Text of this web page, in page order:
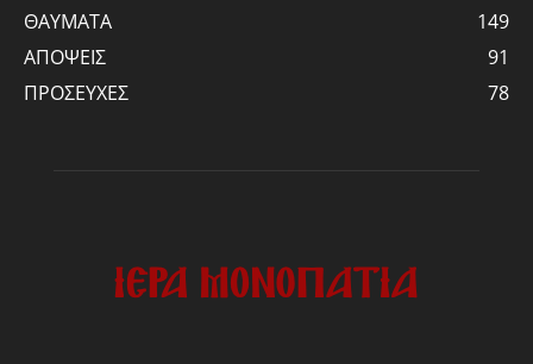
ΘΑΥΜΑΤΑ
149
ΑΠΟΨΕΙΣ
91
ΠΡΟΣΕΥΧΕΣ
78